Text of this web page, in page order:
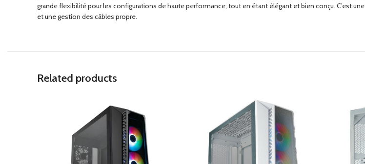
grande flexibilité pour les configurations de haute performance, tout en étant élégant et bien conçu. C’est
et une gestion des câbles propre.
Related products